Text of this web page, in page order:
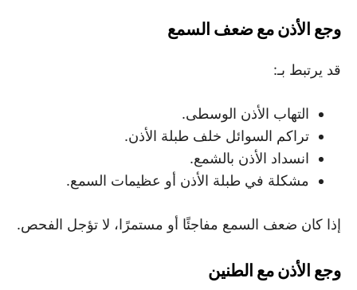
وجع الأذن مع ضعف السمع
قد يرتبط بـ:
التهاب الأذن الوسطى.
تراكم السوائل خلف طبلة الأذن.
انسداد الأذن بالشمع.
مشكلة في طبلة الأذن أو عظيمات السمع.
إذا كان ضعف السمع مفاجئًا أو مستمرًا، لا تؤجل الفحص.
وجع الأذن مع الطنين